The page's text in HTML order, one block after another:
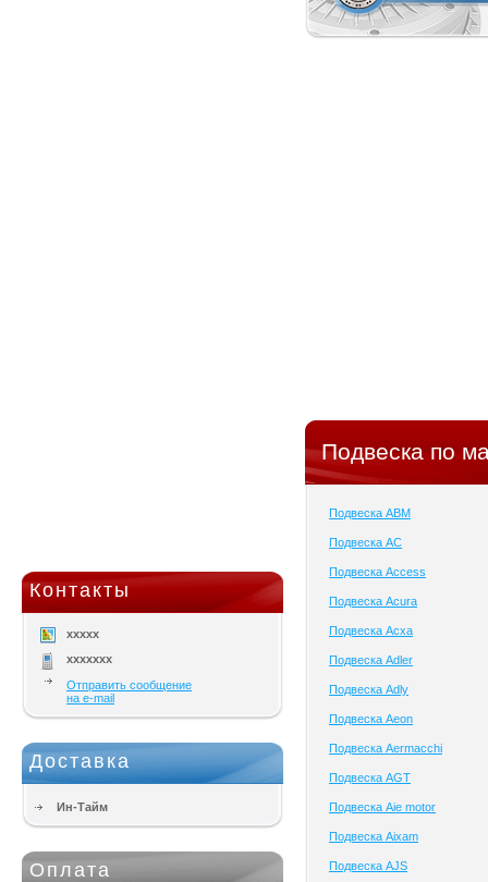
Контакты
xxxxx
xxxxxxx
Отправить сообщение
на e-mail
Доставка
Ин-Тайм
Оплата
Подвеска по
Подвеска ABM
Подвеска AC
Подвеска Access
Подвеска Acura
Подвеска Acxa
Подвеска Adler
Подвеска Adly
Подвеска Aeon
Подвеска Aermacchi
Подвеска AGT
Подвеска Aie motor
Подвеска Aixam
Подвеска AJS